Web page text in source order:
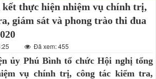
kết thực hiện nhiệm vụ chính trị,
giám sát và phong trào thi đua
Đã xem: 455
ủy Phú Bình tổ chức Hội nghị tổng
vụ chính trị, công tác kiểm tra,